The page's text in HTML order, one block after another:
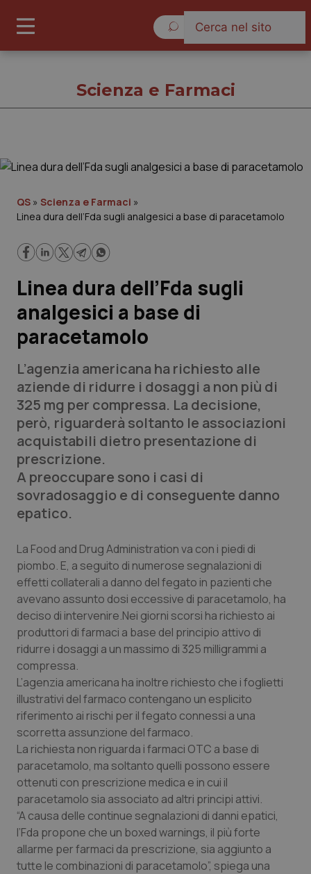
Cronache
Lavoro e Professioni
Scienza e Farmaci
Studi e Analisi
Lettere al direttore
Edizioni Regionali
QS Pro
Professionisti Sanitari.AI
Abruzzo
Basilicata
Calabria
Campania
Emilia-Romagna
Friuli Venezia Giulia
Lazio
Liguria
Lombardia
QS Pro Gold
Artrite & artrosi
Asma & BPCO
Car-T
Colesterolo & coronaropatie
Dermatite Atopica
Diabete & glucometri
Disturbi dell’umore
Dolore
QS Club Newsletter
Scienza e Farmaci
QS » Scienza e Farmaci »
Linea dura dell’Fda sugli analgesici a base di paracetamolo
Linea dura dell’Fda sugli
analgesici a base di
paracetamolo
L’agenzia americana ha richiesto alle
aziende di ridurre i dosaggi a non più di
325 mg per compressa. La decisione,
però, riguarderà soltanto le associazioni
acquistabili dietro presentazione di
prescrizione.
A preoccupare sono i casi di
sovradosaggio e di conseguente danno
epatico.
La Food and Drug Administration va con i piedi di
piombo. E, a seguito di numerose segnalazioni di
effetti collaterali a danno del fegato in pazienti che
avevano assunto dosi eccessive di paracetamolo, ha
deciso di intervenire.Nei giorni scorsi ha richiesto ai
produttori di farmaci a base del principio attivo di
ridurre i dosaggi a un massimo di 325 milligrammi a
compressa.
L’agenzia americana ha inoltre richiesto che i foglietti
illustrativi del farmaco contengano un esplicito
riferimento ai rischi per il fegato connessi a una
scorretta assunzione del farmaco.
La richiesta non riguarda i farmaci OTC a base di
paracetamolo, ma soltanto quelli possono essere
ottenuti con prescrizione medica e in cui il
paracetamolo sia associato ad altri principi attivi.
“A causa delle continue segnalazioni di danni epatici,
l’Fda propone che un boxed warnings, il più forte
allarme per farmaci da prescrizione, sia aggiunto a
tutte le combinazioni di paracetamolo”, spiega una